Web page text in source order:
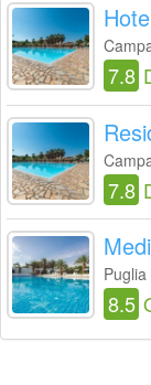
7.8
7.8
Puglia
8.5